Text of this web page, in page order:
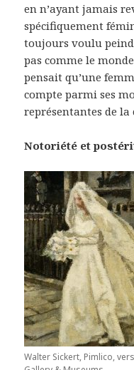
en n’ayant jamais
spécifiquement
toujours voulu
pas comme le
pensait qu’une
compte parmi ses
représentantes de la
Notoriété et
Walter Sickert, Pimlico,